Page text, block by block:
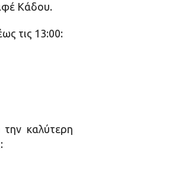
Κάδου.
τις 13:00:
καλύτερη